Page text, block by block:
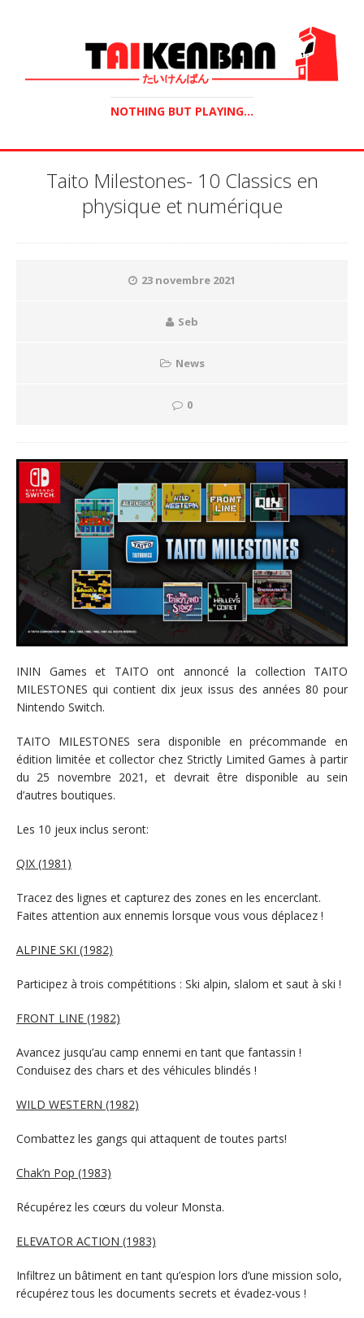
NOTHING BUT PLAYING...
Taito Milestones- 10 Classics en
physique et numérique
23 novembre 2021
Seb
News
0
ININ Games et TAITO ont annoncé la collection TAITO
MILESTONES qui contient dix jeux issus des années 80 pour
Nintendo Switch.
TAITO MILESTONES sera disponible en précommande en
édition limitée et collector chez Strictly Limited Games à partir
du 25 novembre 2021, et devrait être disponible au sein
d’autres boutiques.
Les 10 jeux inclus seront:
QIX (1981)
Tracez des lignes et capturez des zones en les encerclant.
Faites attention aux ennemis lorsque vous vous déplacez !
ALPINE SKI (1982)
Participez à trois compétitions : Ski alpin, slalom et saut à ski !
FRONT LINE (1982)
Avancez jusqu’au camp ennemi en tant que fantassin !
Conduisez des chars et des véhicules blindés !
WILD WESTERN (1982)
Combattez les gangs qui attaquent de toutes parts!
Chak’n Pop (1983)
Récupérez les cœurs du voleur Monsta.
ELEVATOR ACTION (1983)
Infiltrez un bâtiment en tant qu’espion lors d’une mission solo,
récupérez tous les documents secrets et évadez-vous !